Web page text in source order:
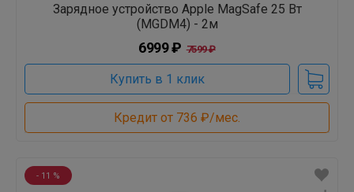
Зарядное устройство Apple MagSafe 25 Вт
(MGDM4) - 2м
6999 ₽ 7599 ₽
Купить в 1 клик
Кредит от 736 ₽/мес.
- 11 %